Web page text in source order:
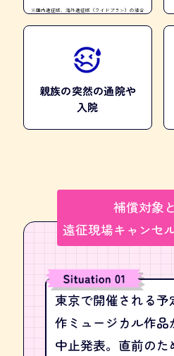
※国内遠征版、海外遠征版（ワイドプラン）の場合
親族の突然の通院や
入院
補償対象
遠征現場キャンセ
東京で開催される
作ミュージカル作品
中止発表。直前のた